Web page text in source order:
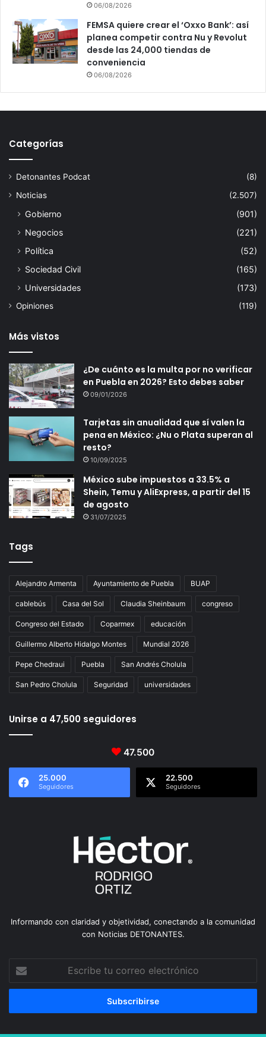
06/08/2026
FEMSA quiere crear el ‘Oxxo Bank’: así
planea competir contra Nu y Revolut
desde las 24,000 tiendas de
conveniencia
06/08/2026
Categorías
Detonantes Podcat
(8)
Noticias
(2.507)
Gobierno
(901)
Negocios
(221)
Política
(52)
Sociedad Civil
(165)
Universidades
(173)
Opiniones (119)
Más vistos
¿De cuánto es la multa por no verificar
en Puebla en 2026? Esto debes saber
09/01/2026
Tarjetas sin anualidad que sí valen la
pena en México: ¿Nu o Plata superan al
resto?
10/09/2025
México sube impuestos a 33.5% a
Shein, Temu y AliExpress, a partir del 15
de agosto
31/07/2025
Tags
Alejandro Armenta Ayuntamiento de Puebla BUAP
cablebús Casa del Sol Claudia Sheinbaum congreso
Congreso del Estado Coparmex educación
Guillermo Alberto Hidalgo Montes Mundial 2026
Pepe Chedraui Puebla San Andrés Cholula
San Pedro Cholula Seguridad universidades
Unirse a 47,500 seguidores
47.500
25.000
Seguidores
22.500
Seguidores
Informando con claridad y objetividad, conectando a la comunidad
con Noticias DETONANTES.
tu
correo